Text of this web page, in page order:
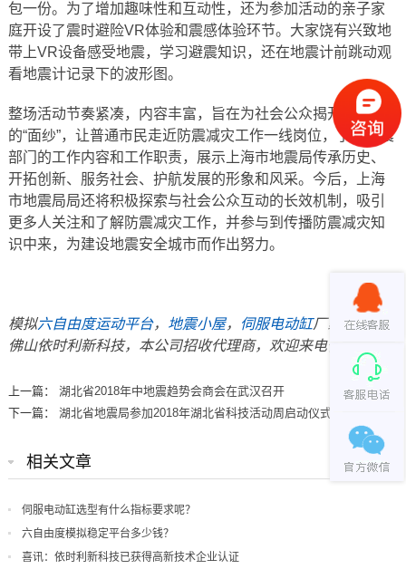
包一份。为了增加趣味性和互动性，还为参加活动的亲子家
庭开设了震时避险VR体验和震感体验环节。大家饶有兴致地
带上VR设备感受地震，学习避震知识，还在地震计前跳动观
看地震计记录下的波形图。
整场活动节奏紧凑，内容丰富，旨在为社会公众揭开地震局
的“面纱”，让普通市民走近防震减灾工作一线岗位，了解地震
部门的工作内容和工作职责，展示上海市地震局传承历史、
开拓创新、服务社会、护航发展的形象和风采。今后，上海
市地震局局还将积极探索与社会公众互动的长效机制，吸引
更多人关注和了解防震减灾工作，并参与到传播防震减灾知
识中来，为建设地震安全城市而作出努力。
模拟六自由度运动平台， 地震小屋， 伺服电动缸厂家请联系
佛山依时利新科技，本公司招收代理商，欢迎来电咨询。
上一篇： 湖北省2018年中地震趋势会商会在武汉召开
下一篇： 湖北省地震局参加2018年湖北省科技活动周启动仪式
相关文章
伺服电动缸选型有什么指标要求呢？
六自由度模拟稳定平台多少钱？
喜讯：依时利新科技已获得高新技术企业认证